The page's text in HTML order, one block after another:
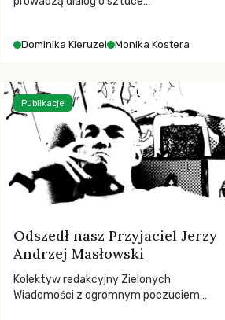
wrażliwość, odczuwanie przestrzeni oraz
Dominika Kieruzel Monika Kostera
Odszedł nasz Przyjaciel Jerzy
Andrzej Masłowski
Kolektyw redakcyjny Zielonych
Wiadomości z ogromnym poczuciem
Publikacje